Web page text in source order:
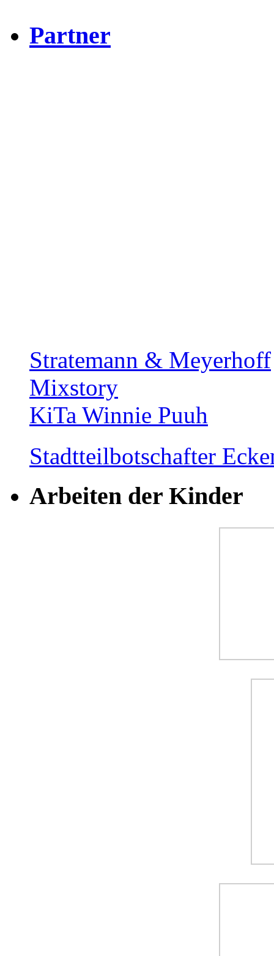
Partner
Stratemann & Meyerhoff
Mixstory
KiTa Winnie Puuh
Stadtteilbotschafter
Arbeiten der Kinder